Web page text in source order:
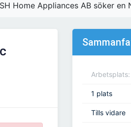
Home Appliances AB söker en
Arbetsplats:
1 plats
Tills vidare